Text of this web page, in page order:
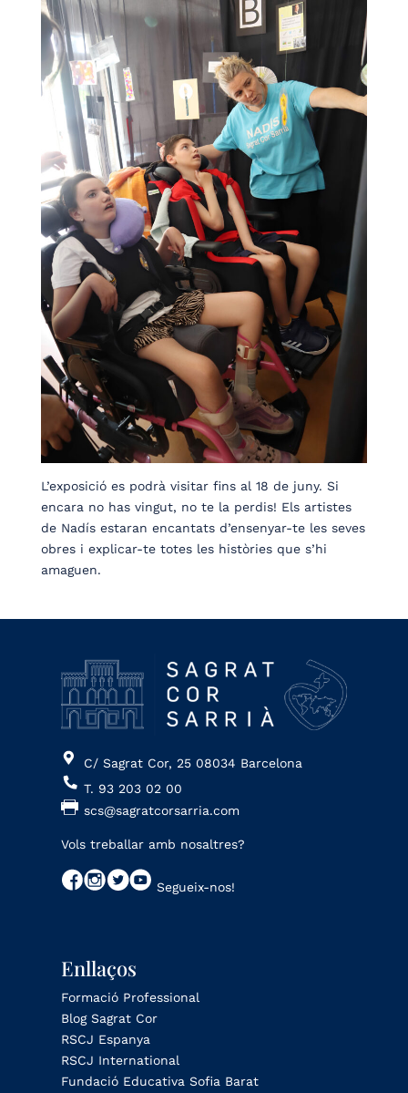
L’exposició es podrà visitar fins al 18 de juny. Si
encara no has vingut, no te la perdis! Els artistes
de Nadís estaran encantats d’ensenyar-te les seves
obres i explicar-te totes les històries que s’hi
amaguen.
C/ Sagrat Cor, 25 08034 Barcelona
T. 93 203 02 00
scs@sagratcorsarria.com
Vols treballar amb nosaltres?
Segueix-nos!
Enllaços
Formació Professional
Blog Sagrat Cor
RSCJ Espanya
RSCJ International
Fundació Educativa Sofia Barat